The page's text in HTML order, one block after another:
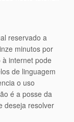
reservado a
minutos por
internet pode
de linguagem
o uso
é a posse da
deseja resolver